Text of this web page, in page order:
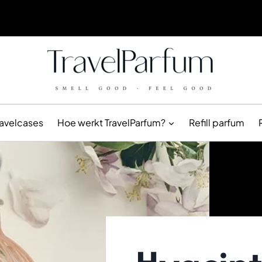
Hoe werkt TravelParfum? Refill parfum